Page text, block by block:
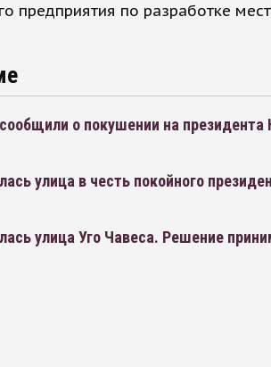
предприятия по разработке
о покушении на президента
улица в честь покойного
улица Уго Чавеса. Решение